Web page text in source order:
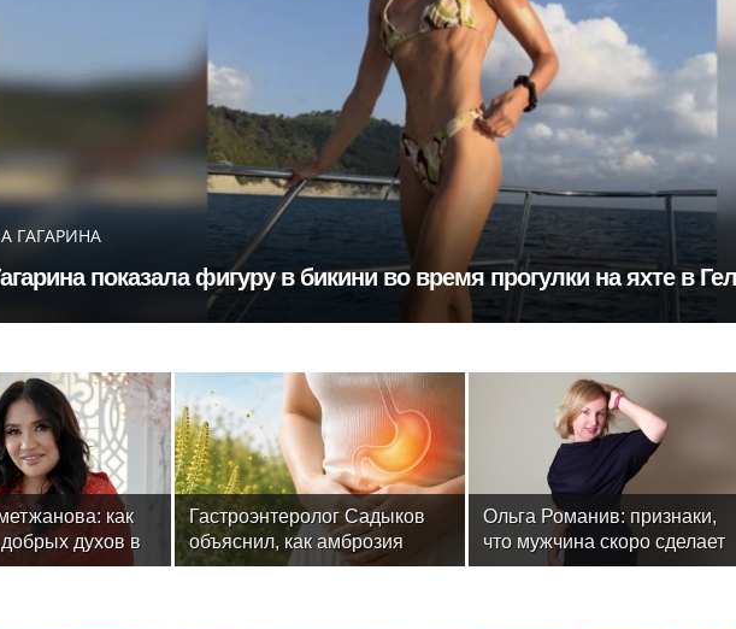
ГАГАРИНА
показала фигуру в бикини во время прогулки на яхте в
как
добрых духов в
Гастроэнтеролог Садыков
объяснил, как амброзия
может влиять на ЖКТ
Ольга Романив: признаки,
что мужчина скоро сделает
предложение